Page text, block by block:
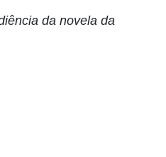
da novela da